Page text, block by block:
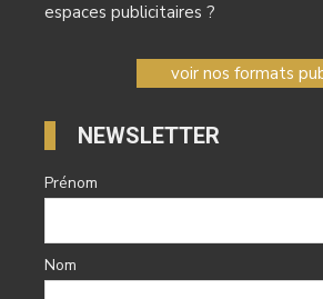
espaces publicitaires ?
voir nos formats
NEWSLETTER
Prénom
Nom